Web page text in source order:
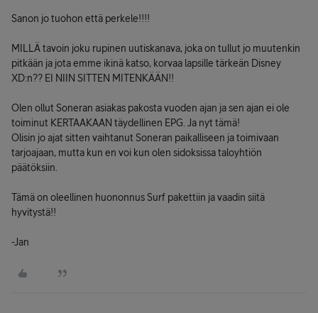
Sanon jo tuohon että perkele!!!!
MILLÄ tavoin joku rupinen uutiskanava, joka on tullut jo muutenkin
pitkään ja jota emme ikinä katso, korvaa lapsille tärkeän Disney
XD:n?? EI NIIN SITTEN MITENKÄÄN!!
Olen ollut Soneran asiakas pakosta vuoden ajan ja sen ajan ei ole
toiminut KERTAAKAAN täydellinen EPG. Ja nyt tämä!
Olisin jo ajat sitten vaihtanut Soneran paikalliseen ja toimivaan
tarjoajaan, mutta kun en voi kun olen sidoksissa taloyhtiön
päätöksiin.
Tämä on oleellinen huononnus Surf pakettiin ja vaadin siitä
hyvitystä!!
-Jan